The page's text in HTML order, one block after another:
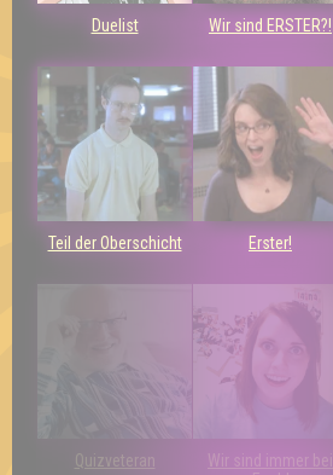
Duelist Wir sind ERSTER?!
Teil der Oberschicht Erster!
Quizveteran
Wir sind immer bei